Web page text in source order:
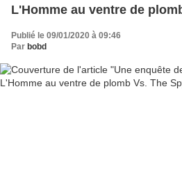
Publié le 09/01/2020 à 09:46
Par bobd